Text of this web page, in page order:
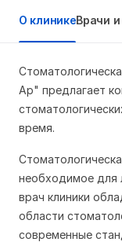
О клиникеВрачи
Ар" предлагает
время.
необходимое для
врач клиники
области
современные